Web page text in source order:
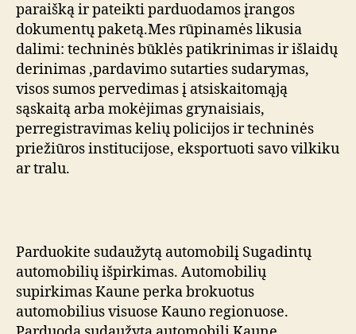
paraišką ir pateikti parduodamos įrangos
dokumentų paketą.Mes rūpinamės likusia
dalimi: techninės būklės patikrinimas ir išlaidų
derinimas ,pardavimo sutarties sudarymas,
visos sumos pervedimas į atsiskaitomąją
sąskaitą arba mokėjimas grynaisiais,
perregistravimas kelių policijos ir techninės
priežiūros institucijose, eksportuoti savo vilkiku
ar tralu.
Parduokite sudaužytą automobilį Sugadintų
automobilių išpirkimas. Automobilių
supirkimas Kaune perka brokuotus
automobilius visuose Kauno regionuose.